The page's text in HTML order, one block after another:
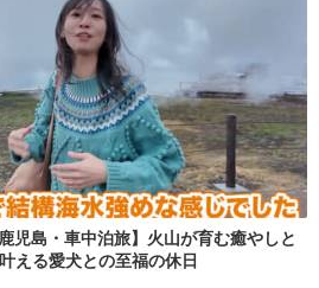
児島・車中泊旅】火山が育む癒やしと
える愛犬との至福の休日